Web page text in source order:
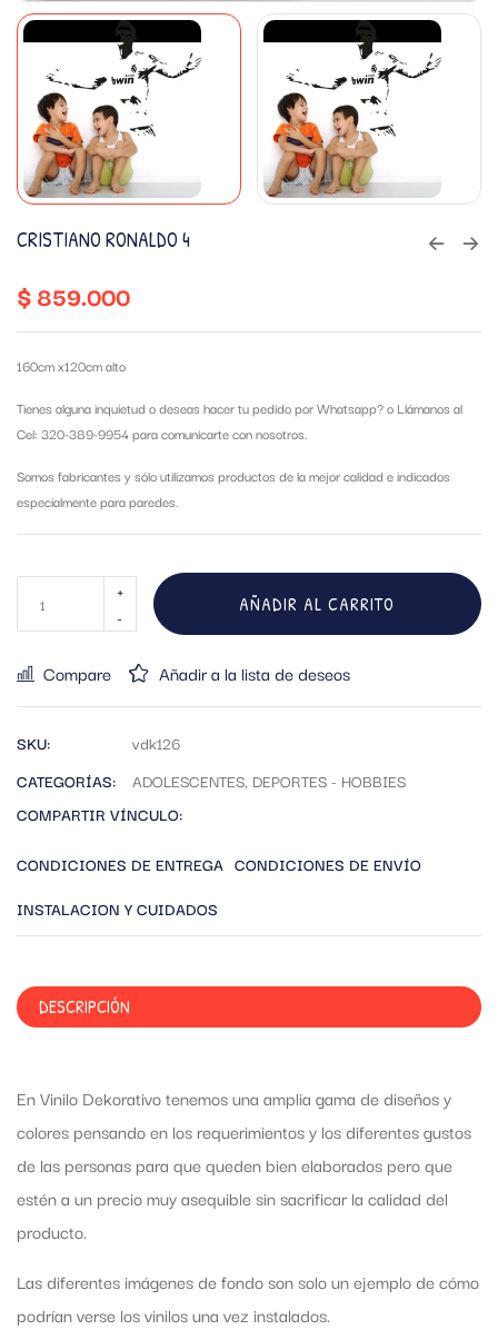
CRISTIANO RONALDO 4
$859.000
160cm x120cm alto
Tienes alguna inquietud o deseas hacer tu pedido por Whatsapp?o Llámanos al
Cel: 320-389-9954 para comunicarte con nosotros.
Somos fabricantes y sólo utilizamos productos de la mejor calidad e indicados
especialmente para paredes.
AÑADIR AL CARRITO
Compare Añadir a la lista de deseos
SKU:
vdk126
CATEGORÍAS:
ADOLESCENTES, DEPORTES - HOBBIES
COMPARTIR VÍNCULO:
CONDICIONES DE ENTREGA CONDICIONES DE ENVÍO
INSTALACION Y CUIDADOS
DESCRIPCIÓN
En Vinilo Dekorativo tenemos una amplia gama de diseños y
colores pensando en los requerimientos y los diferentes gustos
de las personas para que queden bien elaborados pero que
estén a un precio muy asequible sin sacrificar la calidad del
producto.
Las diferentes imágenes de fondo son solo un ejemplo de cómo
podrían verse los vinilos una vez instalados.